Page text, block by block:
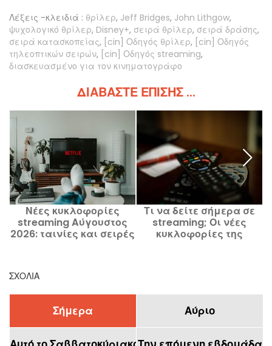
Λέξεις -κλειδιά : θρίλερ, Jeff Bridges, John Lithgow,
ψυχολογικό θρίλερ, Disney+, σειρά θρίλερ, σειρά δράσης,
σειρά κατασκοπείας, [cin] Οδηγός θρίλερ, [cin] Οδηγός
τηλεοπτικών σειρών, [cin] Οδηγός streaming,
διασκευασμένο για τον κινηματογράφο
ΔΙΑΒΆΣΤΕ ΕΠΊΣΗΣ ...
Νέες κυκλοφορίες
streaming Αύγουστος
2026: ταινίες και σειρές
Τι να δείτε σήμερα σε
streaming; Οι νέες
κυκλοφορίες της
ΣΧΌΛΙΑ
Σήμερα Αύριο